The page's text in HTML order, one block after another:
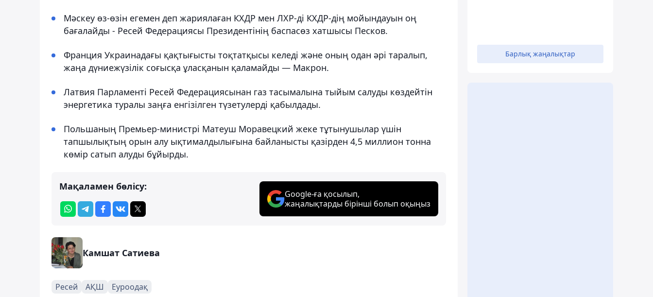
Мәскеу өз-өзін егемен деп жариялаған КХДР мен ЛХР-ді КХДР-дің мойындауын оң
бағалайды - Ресей Федерациясы Президентінің баспасөз хатшысы Песков.
Франция Украинадағы қақтығысты тоқтатқысы келеді және оның одан әрі таралып,
жаңа дүниежүзілік соғысқа ұласқанын қаламайды — Макрон.
Латвия Парламенті Ресей Федерациясынан газ тасымалына тыйым салуды көздейтін
энергетика туралы заңға енгізілген түзетулерді қабылдады.
Польшаның Премьер-министрі Матеуш Моравецкий жеке тұтынушылар үшін
тапшылықтың орын алу ықтималдылығына байланысты қазірден 4,5 миллион тонна
көмір сатып алуды бұйырды.
Мақаламен бөлісу:
Google-ға қосылып,
жаңалықтарды бірінші болып оқыңыз
Камшат Сатиева
Ресей АҚШ Еуроодақ
Барлық жаңалықтар